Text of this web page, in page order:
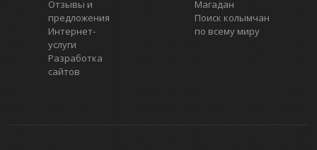
Отзывы и
предложения
Интернет-
услуги
Разработка
сайтов
Магадан
Поиск колымчан
по всему миру